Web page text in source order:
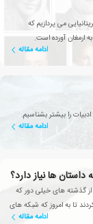
می پردازیم که
ارمغان آورده است.
ادامه مقاله
را بیشتر بشناسیم.
ادامه مقاله
داستان ها نیاز دارد؟
از گذشته های خیلی دور که
تا به امروز که شبکه های
ادامه مقاله